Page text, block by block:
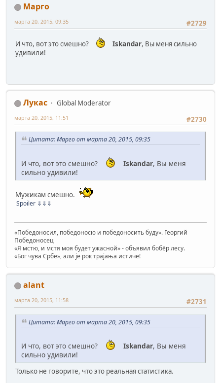
Марго
#2729
марта 20, 2015, 09:35
И что, вот это смешно? Iskandar, Вы меня сильно
удивили!
Лукас
Global Moderator
#2730
марта 20, 2015, 11:51
Цитата: Марго от марта 20, 2015, 09:35
И что, вот это смешно? Iskandar, Вы меня
сильно удивили!
Мужикам смешно.
Spoiler ⇓⇓⇓
«Победоносил, победоносю и победоносить буду». Георгий
Победоносец
«Я мстю, и мстя моя будет ужасной» - объявил бобёр лесу.
«Бог чува Србе», али је рок трајања истиче!
alant
#2731
марта 20, 2015, 11:58
Цитата: Марго от марта 20, 2015, 09:35
И что, вот это смешно? Iskandar, Вы меня
сильно удивили!
Только не говорите, что это реальная статистика.